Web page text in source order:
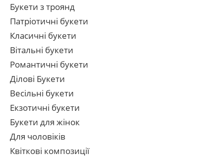
Букети з троянд
Патріотичні букети
Класичні букети
Вітальні букети
Романтичні букети
Ділові Букети
Весільні букети
Екзотичні букети
Букети для жінок
Для чоловіків
Квіткові композиції